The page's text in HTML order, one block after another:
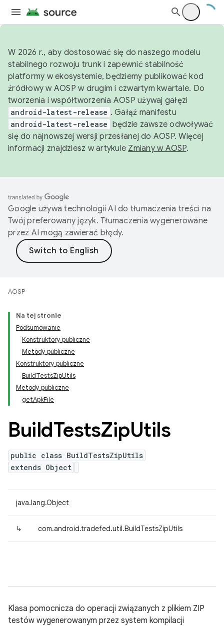
W 2026 r., aby dostosować się do naszego modelu
stabilnego rozwoju trunk i zapewnić stabilność
platformy w ekosystemie, będziemy publikować kod
źródłowy w AOSP w drugim i czwartym kwartale. Do
tworzenia i współtworzenia AOSP używaj gałęzi
android-latest-release . Gałąź manifestu
android-latest-release będzie zawsze odwoływać
się do najnowszej wersji przesłanej do AOSP. Więcej
informacji znajdziesz w artykule Zmiany w AOSP.
Google używa technologii AI do tłumaczenia treści na
Twój preferowany język. Tłumaczenia wygenerowane
przez AI mogą zawierać błędy.
AOSP
Na tej stronie
Podsumowanie
Konstruktory publiczne
Metody publiczne
Konstruktory publiczne
BuildTestsZipUtils
Metody publiczne
getApkFile
BuildTestsZipUtils
public class BuildTestsZipUtils
extends Object
java.lang.Object
↳ com.android.tradefed.util.BuildTestsZipUtils
Klasa pomocnicza do operacji związanych z plikiem ZIP
testów wygenerowanym przez system kompilacji